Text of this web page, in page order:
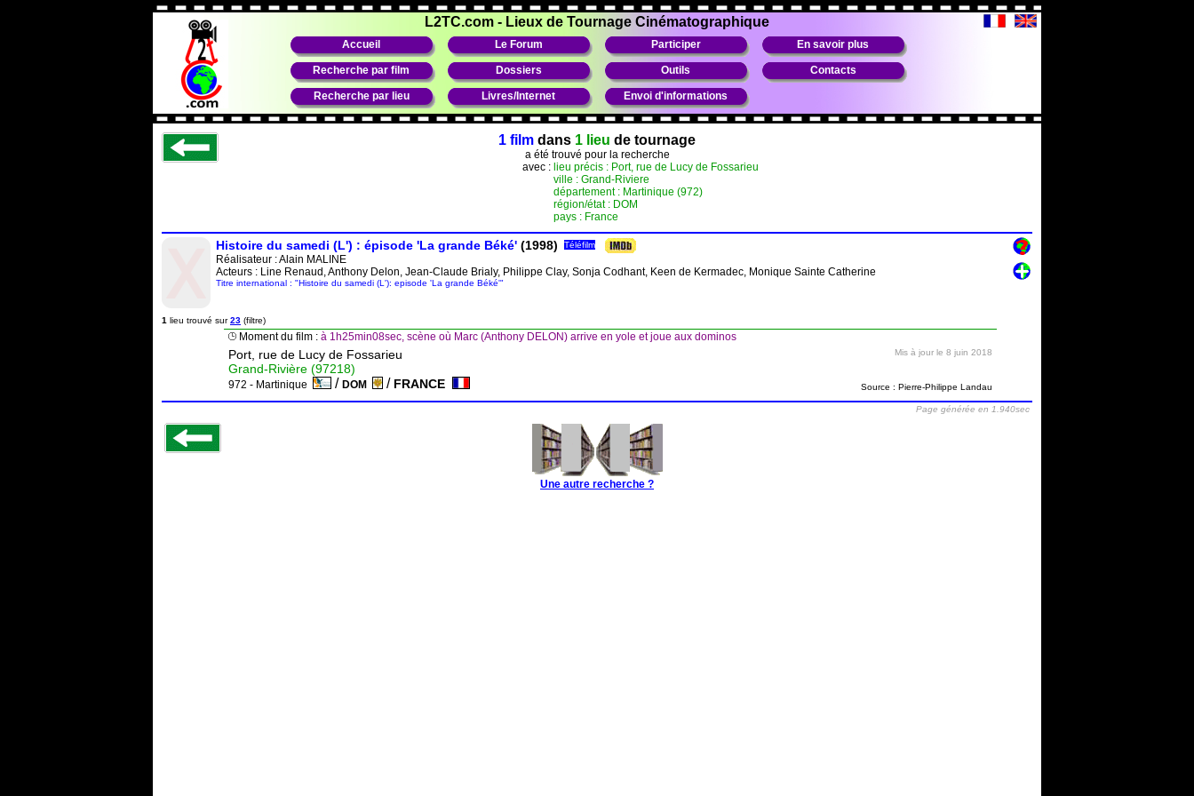
L2TC.com - Lieux de Tournage Cinématographique
Accueil Le Forum Participer En savoir plus
Recherche par film Dossiers Outils Contacts
Recherche par lieu Livres/Internet Envoi d'informations
1 film dans 1 lieu de tournage
a été trouvé pour la recherche
avec : lieu précis : Port, rue de Lucy de Fossarieu
ville : Grand-Riviere
département : Martinique (972)
région/état : DOM
pays : France
Histoire du samedi (L') : épisode 'La grande Béké' (1998) Téléfilm
Réalisateur :Alain MALINE
Acteurs : Line Renaud, Anthony Delon, Jean-Claude Brialy, Philippe Clay, Sonja Codhant, Keen de Kermadec, Monique Sainte Catherine
Titre international : "Histoire du samedi (L'): episode 'La grande Béké'"
1 lieu trouvé sur23 (filtre)
Moment du film : à 1h25min08sec, scène où Marc (Anthony DELON) arrive en yole et joue aux dominos
Port, rue de Lucy de Fossarieu
Grand-Rivière (97218)
972 - Martinique / DOM / FRANCE
Mis à jour le 8 juin 2018
Source : Pierre-Philippe Landau
Page générée en 1.940sec
Une autre recherche ?